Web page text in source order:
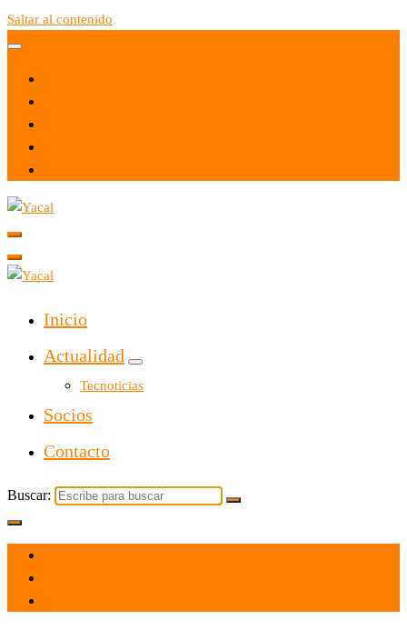
Saltar al contenido
Yacal micro hosting
Inicio
Actualidad
Tecnoticias
Socios
Contacto
Buscar: